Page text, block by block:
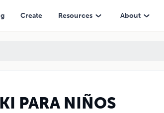
Create Resources About
PARA NIÑOS